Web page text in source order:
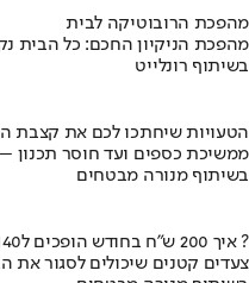
מהפכת הרובוטיקה לבית
מהפכת הניקיון החכם: כל הבית
בשיתוף רונלייט
הטעויות שיחתכו לכם את קצבת
ממשיכת כספים ועד חוסר תכנון
בשיתוף מנורה מבטחים
איך 200 ש"ח בחודש הופכים ל140 אלף ?
צעדים קטנים שיכולים לסגור את